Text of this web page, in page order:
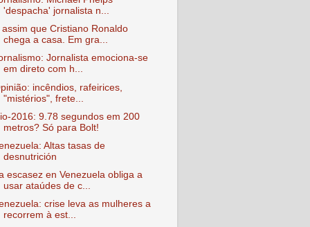
'despacha' jornalista n...
assim que Cristiano Ronaldo
chega a casa. Em gra...
Jornalista emociona-se
em direto com h...
incêndios, rafeirices,
"mistérios", frete...
2016: 9.78 segundos em 200
metros? Só para Bolt!
Altas tasas de
desnutrición
escasez en Venezuela obliga a
usar ataúdes de c...
crise leva as mulheres a
recorrem à est...